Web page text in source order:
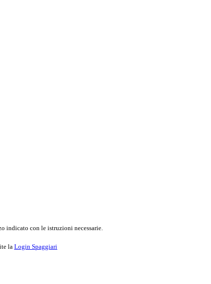
indicato con le istruzioni necessarie.
la Login Spaggiari